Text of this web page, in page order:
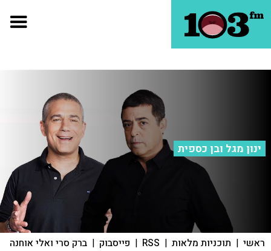
ינון מגל ובן כספית
ראשי | תוכניות מלאות |
RSS
| פייסבוק | ברק סרי ואלי אוחנה